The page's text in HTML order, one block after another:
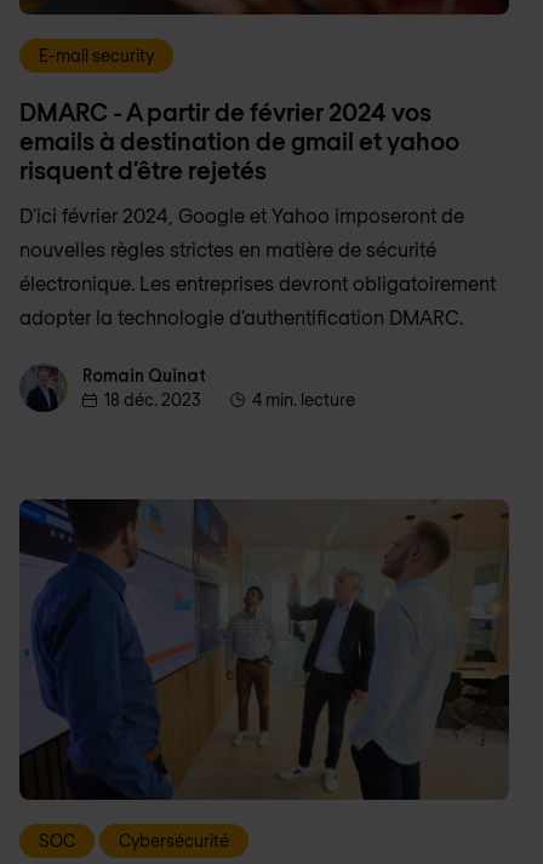
E-mail security
DMARC - A partir de février 2024 vos
emails à destination de gmail et yahoo
risquent d’être rejetés
D'ici février 2024, Google et Yahoo imposeront de
nouvelles règles strictes en matière de sécurité
électronique. Les entreprises devront obligatoirement
adopter la technologie d'authentification DMARC.
Romain Quinat
Romain Quinat
18 déc. 2023
4 min. lecture
SOC Cybersécurité